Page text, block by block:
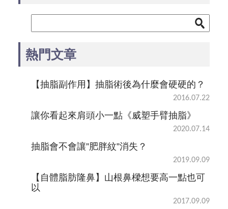
熱門文章
【抽脂副作用】抽脂術後為什麼會硬硬的？
2016.07.22
讓你看起來肩頭小一點《威塑手臂抽脂》
2020.07.14
抽脂會不會讓”肥胖紋”消失？
2019.09.09
【自體脂肪隆鼻】山根鼻樑想要高一點也可
以
2017.09.09